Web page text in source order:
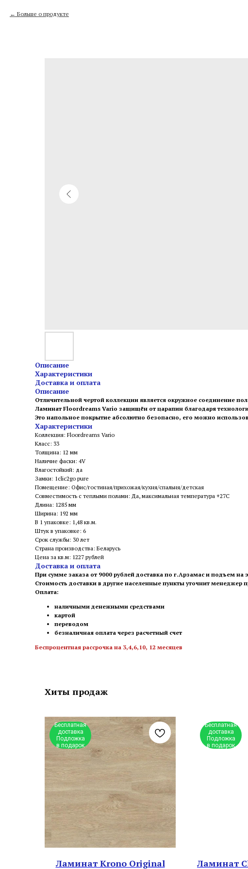
Больше о продукте
Описание
Характеристики
Доставка и оплата
Описание
Отличительной чертой коллекции является окружное соединение
Ламинат Floordreams Vario защищён от царапин благодаря
Это напольное покрытие абсолютно безопасно, его можно
Характеристики
Коллекция: Floordreams Vario
Класс: 33
Толщина: 12 мм
Наличие фаски: 4V
Влагостойкий: да
Замки: 1clic2go pure
Помещение: Офис/гостиная/прихожая/кухня/спальня/детская
Совместимость с теплыми полами: Да, максимальная температура +27С
Длина: 1285 мм
Ширина: 192 мм
В 1 упаковке: 1,48 кв.м.
Штук в упаковке: 6
Срок службы: 30 лет
Страна производства: Беларусь
Цена за кв.м: 1227 рублей
Доставка и оплата
При сумме заказа от 9000 рублей доставка по г.Арзамас и подъем на
Стоимость доставки в другие населенные пункты уточнит менеджер
Оплата:
наличными денежными средствами
картой
переводом
безналичная оплата через расчетный счет
Беспроцентная рассрочка на 3,4,6,10, 12 месяцев
Хиты продаж
Бесплатная
доставка
Подложка
в подарок
Ламинат Krono Original
Бесплатная
доставка
Подложка
в подарок
Ламинат